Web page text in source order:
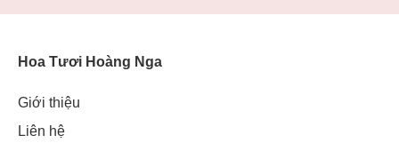
Hoa Tươi Hoàng Nga
Giới thiệu
Liên hệ